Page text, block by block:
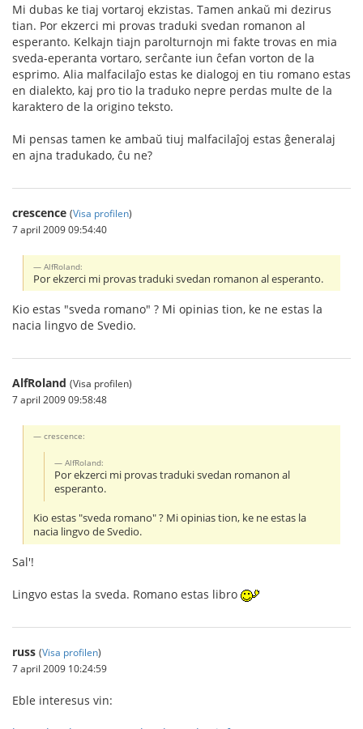
Mi dubas ke tiaj vortaroj ekzistas. Tamen ankaŭ mi dezirus
tian. Por ekzerci mi provas traduki svedan romanon al
esperanto. Kelkajn tiajn parolturnojn mi fakte trovas en mia
sveda-eperanta vortaro, serĉante iun ĉefan vorton de la
esprimo. Alia malfacilaĵo estas ke dialogoj en tiu romano estas
en dialekto, kaj pro tio la traduko nepre perdas multe de la
karaktero de la origino teksto.
Mi pensas tamen ke ambaŭ tiuj malfacilaĵoj estas ĝeneralaj
en ajna tradukado, ĉu ne?
crescence (Visa profilen)
7 april 2009 09:54:40
AlfRoland:
Por ekzerci mi provas traduki svedan romanon al esperanto.
Kio estas "sveda romano" ? Mi opinias tion, ke ne estas la
nacia lingvo de Svedio.
AlfRoland (Visa profilen)
7 april 2009 09:58:48
crescence:
AlfRoland:
Por ekzerci mi provas traduki svedan romanon al
esperanto.
Kio estas "sveda romano" ? Mi opinias tion, ke ne estas la
nacia lingvo de Svedio.
Sal'!
Lingvo estas la sveda. Romano estas libro
russ (Visa profilen)
7 april 2009 10:24:59
Eble interesus vin: